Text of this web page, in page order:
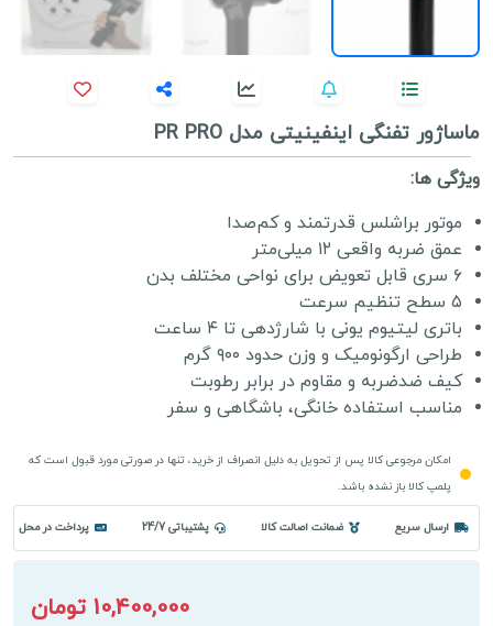
ماساژور تفنگی اینفینیتی مدل PR PRO
ویژگی ها:
موتور براشلس قدرتمند و کم‌صدا
عمق ضربه واقعی ۱۲ میلی‌متر
۶ سری قابل تعویض برای نواحی مختلف بدن
۵ سطح تنظیم سرعت
باتری لیتیوم یونی با شارژدهی تا ۴ ساعت
طراحی ارگونومیک و وزن حدود ۹۰۰ گرم
کیف ضدضربه و مقاوم در برابر رطوبت
مناسب استفاده خانگی، باشگاهی و سفر
امکان مرجوعی کالا پس از تحویل به دلیل انصراف از خرید، تنها در صورتی مورد قبول است که
پلمپ کالا باز نشده باشد.
ارسال سریع ضمانت اصالت کالا پشتیباتی 24/7 پرداخت در محل
10,400,000 تومان